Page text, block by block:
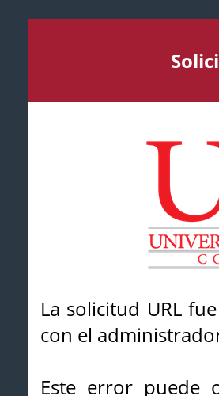
La solicitud URL
con el
Este error puede